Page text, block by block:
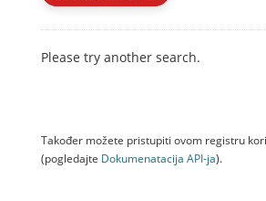
Please try another search.
Također možete pristupiti ovom registru
(pogledajte Dokumenаtаcijа API-jа).